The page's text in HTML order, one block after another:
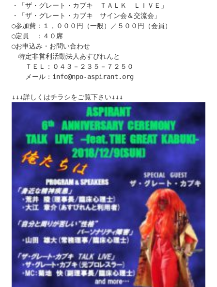
・「ザ・グレート・カブキ　ＴＡＬＫ　ＬＩＶＥ」
・「ザ・グレート・カブキ　サイン会＆交流会」
○参加費：１，０００円（一般）／５００円（会員）
○定員　：４０席
○お申込み・お問い合わせ
特定非営利活動法人あすぴれんと
ＴＥＬ：０４３－２３５－７２５０
メール：info@npo-aspirant.org